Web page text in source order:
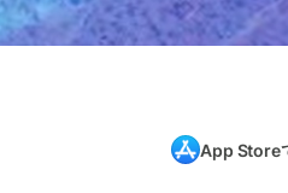
App Store